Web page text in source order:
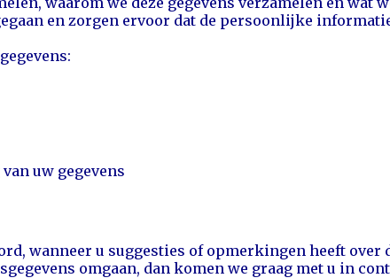
en zorgen ervoor dat de persoonlijke
uw gegevens
wanneer u suggesties of opmerkingen heeft over
omgaan, dan komen we graag met u in